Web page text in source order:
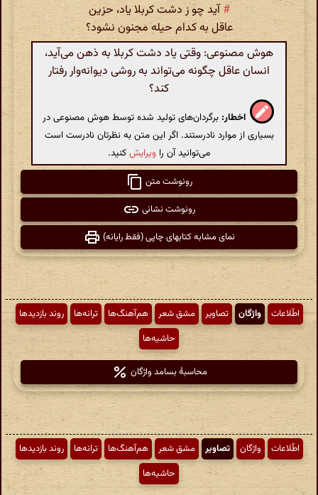
#آید چو ز دشت کربلا یاد، حزین
عاقل به کدام حیله مجنون نشود؟
هوش مصنوعی: وقتی یاد دشت کربلا به ذهن می‌آید،
انسان عاقل چگونه می‌تواند به روشی دیوانه‌وار رفتار
کند؟
اخطار: برگردان‌های تولید شده توسط هوش مصنوعی در
بسیاری از موارد نادرستند. اگر این متن به نظرتان نادرست است
می‌توانید آن را ویرایشکنید.
رونوشت متن
رونوشت نشانی
نمای مشابه کتابهای چاپی (فقط رایانه)
اطّلاعات واژگان تصاویر مشق شعر هم‌آهنگ‌ها ترانه‌ها
روند بازدیدها
حاشیه‌ها
محاسبهٔ بسامد واژگان
اطّلاعات واژگان تصاویر مشق شعر هم‌آهنگ‌ها ترانه‌ها
روند بازدیدها
حاشیه‌ها